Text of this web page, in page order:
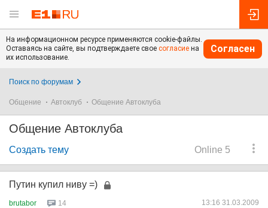
На информационном ресурсе применяются cookie-файлы.
Оставаясь на сайте, вы подтверждаете свое согласие на
их использование.
Согласен
Поиск по форумам
Общение Автоклуб Общение Автоклуба
Общение Автоклуба
Online 5
Создать тему
Путин купил ниву =)
brutabor 14 13:16 31.03.2009